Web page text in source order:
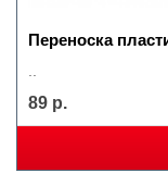
Переноска
89 р.